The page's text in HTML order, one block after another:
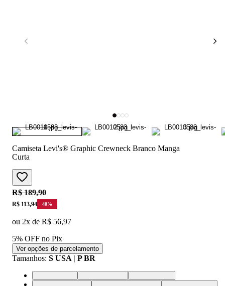
Camiseta Levi's® Graphic Crewneck Branco Manga
Curta
Original price:
R$ 189,90
Price:
R$ 113,94 40%
ou 2x de R$ 56,97
5% OFF no Pix
Ver opções de parcelamento
Tamanhos: S USA | P BR
S USA | P BRM USA | M BRL USA | G BR
XL USA | GG BRXXL USA | EGG BRXS USA | PP BR